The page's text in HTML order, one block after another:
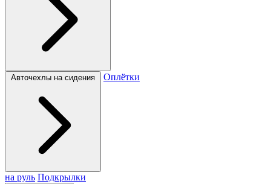
Авточехлы на сидения Оплётки
на руль Подкрылки